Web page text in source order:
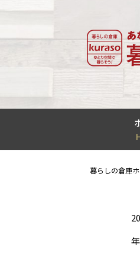
暮らしの倉庫